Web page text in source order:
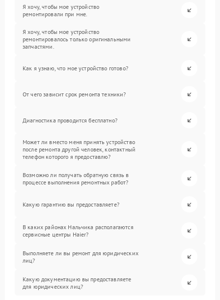
Я хочу, чтобы мое устройство
ремонтировали при мне.
Я хочу, чтобы мое устройство
ремонтировалось только оригинальными
запчастями.
Как я узнаю, что мое устройство готово?
От чего зависит срок ремонта техники?
Диагностика проводится бесплатно?
Может ли вместо меня принять устройство
после ремонта другой человек, контактный
телефон которого я предоставлю?
Возможно ли получать обратную связь в
процессе выполнения ремонтных работ?
Какую гарантию вы предоставляете?
В каких районах Нальчика располагаются
сервисные центры Haier?
Выполняете ли вы ремонт для юридических
лиц?
Какую документацию вы предоставляете
для юридических лиц?